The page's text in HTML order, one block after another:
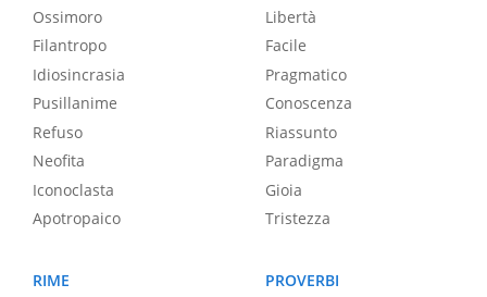
Ossimoro
Filantropo
Idiosincrasia
Pusillanime
Refuso
Neofita
Iconoclasta
Apotropaico
Libertà
Facile
Pragmatico
Conoscenza
Riassunto
Paradigma
Gioia
Tristezza
RIME
PROVERBI